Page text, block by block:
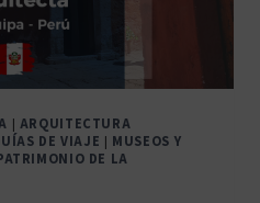
| ARQUITECTURA
DE VIAJE | MUSEOS Y
DE LA